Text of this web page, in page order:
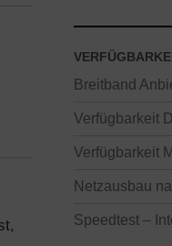
Breitband
Verfügbarkeit
Verfügbarkeit
Netzausbau
Speedtest –